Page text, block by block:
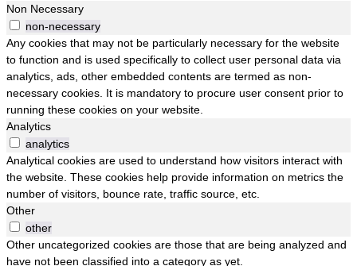
Non Necessary
non-necessary
Any cookies that may not be particularly necessary for the website
to function and is used specifically to collect user personal data via
analytics, ads, other embedded contents are termed as non-
necessary cookies. It is mandatory to procure user consent prior to
running these cookies on your website.
Analytics
analytics
Analytical cookies are used to understand how visitors interact with
the website. These cookies help provide information on metrics the
number of visitors, bounce rate, traffic source, etc.
Other
other
Other uncategorized cookies are those that are being analyzed and
have not been classified into a category as yet.